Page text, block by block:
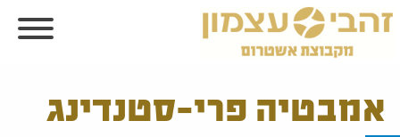
אמבטיה פרי-סטנדינג